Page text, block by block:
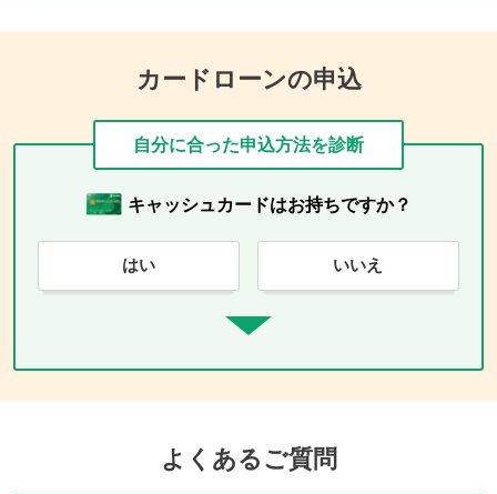
カードローンの申込
自分に合った申込方法を診断
キャッシュカードはお持ちですか？
はい いいえ
よくあるご質問